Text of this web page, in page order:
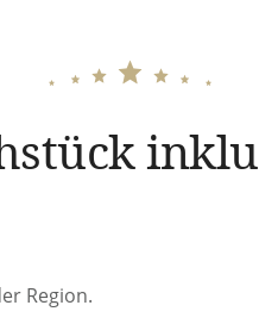
Region.